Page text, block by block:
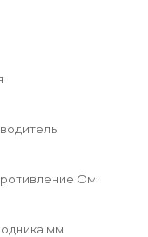
Ом
мм